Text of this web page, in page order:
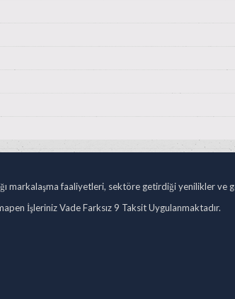
markalaşma faaliyetleri, sektöre getirdiği yenilikler
İşleriniz Vade Farksız 9 Taksit Uygulanmaktadır.